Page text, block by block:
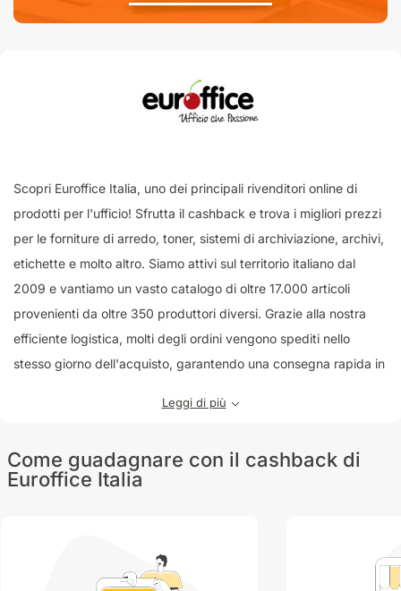
Scopri Euroffice Italia, uno dei principali rivenditori online di
prodotti per l'ufficio! Sfrutta il cashback e trova i migliori prezzi
per le forniture di arredo, toner, sistemi di archiviazione, archivi,
etichette e molto altro. Siamo attivi sul territorio italiano dal
2009 e vantiamo un vasto catalogo di oltre 17.000 articoli
provenienti da oltre 350 produttori diversi. Grazie alla nostra
efficiente logistica, molti degli ordini vengono spediti nello
stesso giorno dell'acquisto, garantendo una consegna rapida in
offrire un servizio molto attento alle esigenze dei nostri clienti
giorni, la consegna al piano gratuita e la possibilità di reso entro
30 giorni. Scegli Euroffice Italia per un'esperienza di acquisto
ottieni tutto ciò di cui hai bisogno per il tuo ambiente lavorativo.
Leggi di più
Come guadagnare con il cashback di
Euroffice Italia